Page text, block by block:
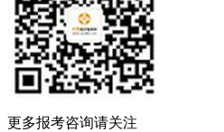
更多报考咨询请关注